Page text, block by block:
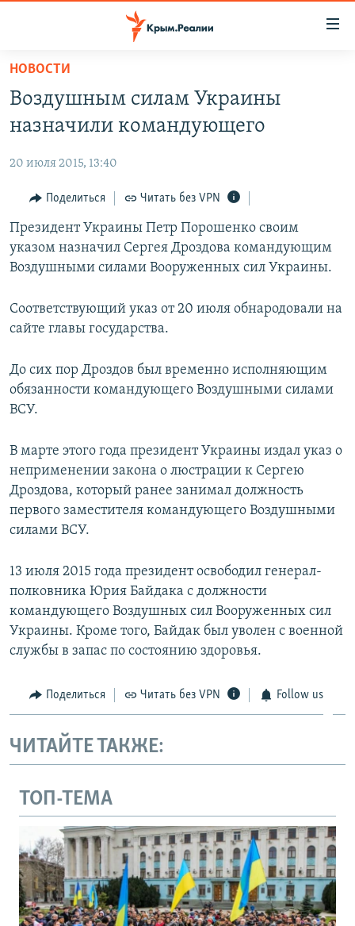
Вернуться
основному
содержанию
навигации
Вернутся
поиску
СПЕЦПРОЕКТЫ
КАРТА ВОЕННЫХ ОБЪЕКТОВ КРЫМА
11 ЛЕТ ОККУПАЦИИ КРЫМА. 11 ИСТОРИЙ СОПРОТИВЛЕНИЯ
ИСТОРИЯ
ЕЩЕ
ИНТЕРАКТИВ
СОВЕТЫ ПРАВОЗАЩИТНИКОВ
ПОБЕДИТЕЛЕЙ НЕ СУДЯТ?
КРЫМ.НЕПОКОРЕННЫЙ
УКРАИНСКАЯ ПРОБЛЕМА КРЫМА
РАДІО СВОБОДА
КАК ОБОЙТИ БЛОКИРОВКУ
Qırımtatar
ПРИСОЕДИНЯЙТЕСЬ!
Все сайты RFE/RL
НОВОСТИ
Воздушным силам Украины
назначили командующего
20 июля 2015, 13:40
Поделиться Читать без VPN
Президент Украины Петр Порошенко своим
указом назначил Сергея Дроздова командующим
Воздушными силами Вооруженных сил Украины.
Соответствующий указ от 20 июля обнародовали на
сайте главы государства.
До сих пор Дроздов был временно исполняющим
обязанности командующего Воздушными силами
ВСУ.
В марте этого года президент Украины издал указ о
неприменении закона о люстрации к Сергею
Дроздова, который ранее занимал должность
первого заместителя командующего Воздушными
силами ВСУ.
13 июля 2015 года президент освободил генерал-
полковника Юрия Байдака с должности
командующего Воздушных сил Вооруженных сил
Украины. Кроме того, Байдак был уволен с военной
службы в запас по состоянию здоровья.
Поделиться Читать без VPN Follow us
ЧИТАЙТЕ ТАКЖЕ:
ТОП-ТЕМА